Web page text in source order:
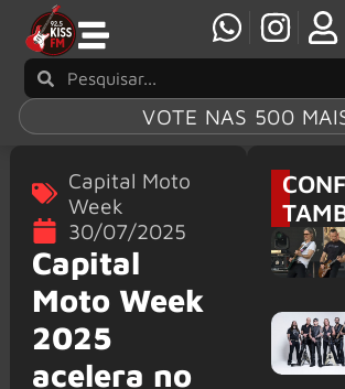
VOTE NAS 500
Capital Moto
Week
30/07/2025
Capital
Moto Week
2025
acelera no